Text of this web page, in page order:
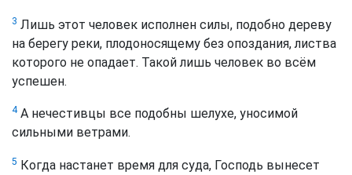
3 Лишь этот человек исполнен силы, подобно дереву
на берегу реки, плодоносящему без опоздания, листва
которого не опадает. Такой лишь человек во всём
успешен.
4 А нечестивцы все подобны шелухе, уносимой
сильными ветрами.
5 Когда настанет время для суда, Господь вынесет